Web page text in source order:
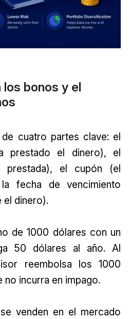
bonos y el
cuatro partes clave: el
prestado el dinero), el
prestada), el cupón (el
fecha de vencimiento
el dinero).
de 1000 dólares con un
50 dólares al año. Al
reembolsa los 1000
no incurra en impago.
venden en el mercado